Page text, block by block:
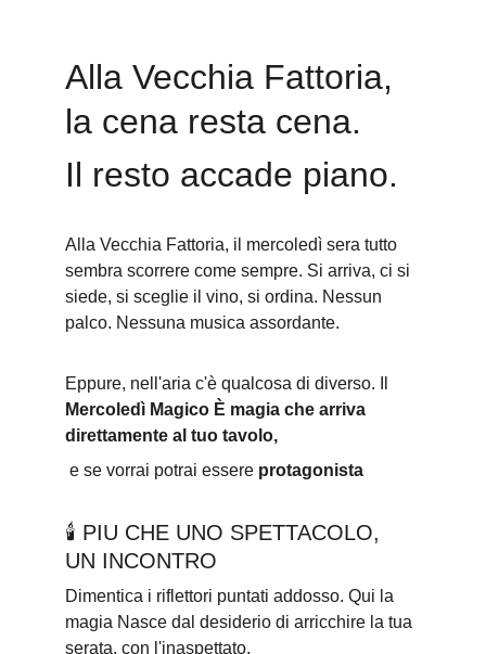
Alla Vecchia Fattoria,
la cena resta cena.
Il resto accade piano.
Alla Vecchia Fattoria, il mercoledì sera tutto
sembra scorrere come sempre. Si arriva, ci si
siede, si sceglie il vino, si ordina. Nessun
palco. Nessuna musica assordante.
Eppure, nell'aria c'è qualcosa di diverso. Il
Mercoledì Magico È magia che arriva
direttamente al tuo tavolo,
e se vorrai potrai essere protagonista
🕯️ PIU CHE UNO SPETTACOLO,
UN INCONTRO
Dimentica i riflettori puntati addosso. Qui la
magia Nasce dal desiderio di arricchire la tua
serata, con l'inaspettato.